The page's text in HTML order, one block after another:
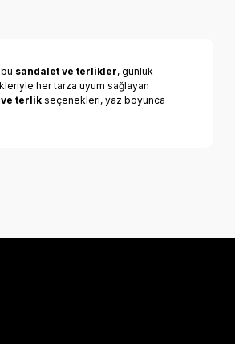
sandalet ve terlikler, günlük
her tarza uyum sağlayan
terlik seçenekleri, yaz boyunca